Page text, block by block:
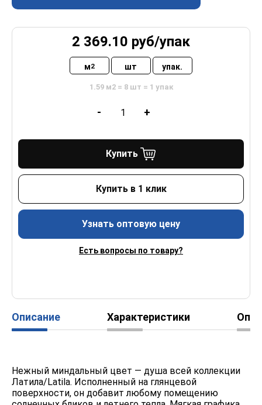
2 369.10 руб/упак
м2 шт упак.
1.59 м2 = 8 шт = 1 упак
- +
Купить
Купить в 1 клик
Узнать оптовую цену
Есть вопросы по товару?
Описание Характеристики
Нежный миндальный цвет — душа всей коллекции
Латила/Latila. Исполненный на глянцевой
поверхности, он добавит любому помещению